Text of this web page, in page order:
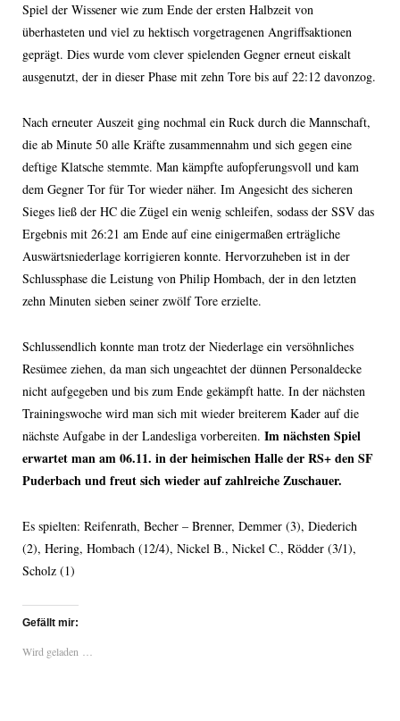
Spiel der Wissener wie zum Ende der ersten Halbzeit von
überhasteten und viel zu hektisch vorgetragenen Angriffsaktionen
geprägt. Dies wurde vom clever spielenden Gegner erneut eiskalt
ausgenutzt, der in dieser Phase mit zehn Tore bis auf 22:12 davonzog.
Nach erneuter Auszeit ging nochmal ein Ruck durch die Mannschaft,
die ab Minute 50 alle Kräfte zusammennahm und sich gegen eine
deftige Klatsche stemmte. Man kämpfte aufopferungsvoll und kam
dem Gegner Tor für Tor wieder näher. Im Angesicht des sicheren
Sieges ließ der HC die Zügel ein wenig schleifen, sodass der SSV das
Ergebnis mit 26:21 am Ende auf eine einigermaßen erträgliche
Auswärtsniederlage korrigieren konnte. Hervorzuheben ist in der
Schlussphase die Leistung von Philip Hombach, der in den letzten
zehn Minuten sieben seiner zwölf Tore erzielte.
Schlussendlich konnte man trotz der Niederlage ein versöhnliches
Resümee ziehen, da man sich ungeachtet der dünnen Personaldecke
nicht aufgegeben und bis zum Ende gekämpft hatte. In der nächsten
Trainingswoche wird man sich mit wieder breiterem Kader auf die
nächste Aufgabe in der Landesliga vorbereiten. Im nächsten Spiel
erwartet man am 06.11. in der heimischen Halle der RS+ den SF
Puderbach und freut sich wieder auf zahlreiche Zuschauer.
Es spielten: Reifenrath, Becher – Brenner, Demmer (3), Diederich
(2), Hering, Hombach (12/4), Nickel B., Nickel C., Rödder (3/1),
Scholz (1)
Gefällt mir:
Wird geladen …